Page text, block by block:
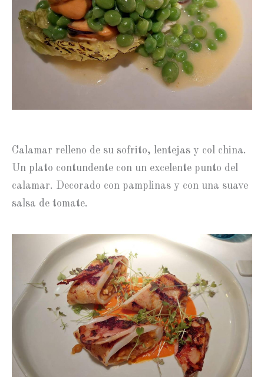
Calamar relleno de su sofrito, lentejas y col china.
Un plato contundente con un excelente punto del
calamar. Decorado con pamplinas y con una suave
salsa de tomate.